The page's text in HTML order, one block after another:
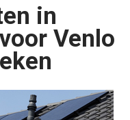
in
Venlo